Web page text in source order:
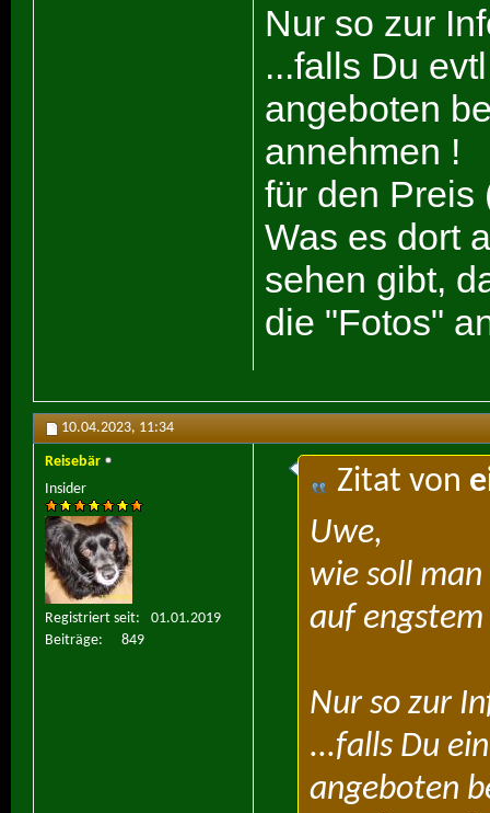
Nur so zur
...falls Du
angeboten
annehmen !
für den Preis
Was es dort
sehen gibt,
die "Fotos"
10.04.2023, 11:34
Reisebär
Insider
Registriert seit
01.01.2019
Beiträge
849
Zitat von
Uwe,
wie soll
auf
Nur so zur
...falls Du
angeboten